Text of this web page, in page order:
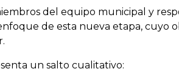
del equipo municipal y
de esta nueva etapa, cuyo
un salto cualitativo: